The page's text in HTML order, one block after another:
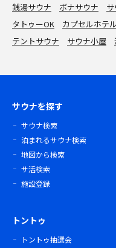
銭湯サウナ
ボナサウナ
タトゥーOK
カプセルホテ
テントサウナ
サウナ小屋
サウナを探す
サウナ検索
泊まれるサウナ検索
地図から検索
サ活検索
施設登録
トントゥ
トントゥ抽選会